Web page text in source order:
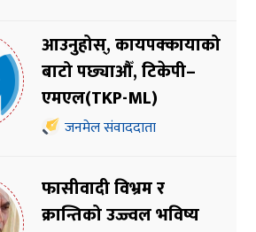
आउनुहोस्, कायपक्कायाको
बाटो पछ्याऔँ, टिकेपी–
एमएल(TKP-ML)
जनमेल संवाददाता
फासीवादी विभ्रम र
क्रान्तिको उज्ज्वल भविष्य